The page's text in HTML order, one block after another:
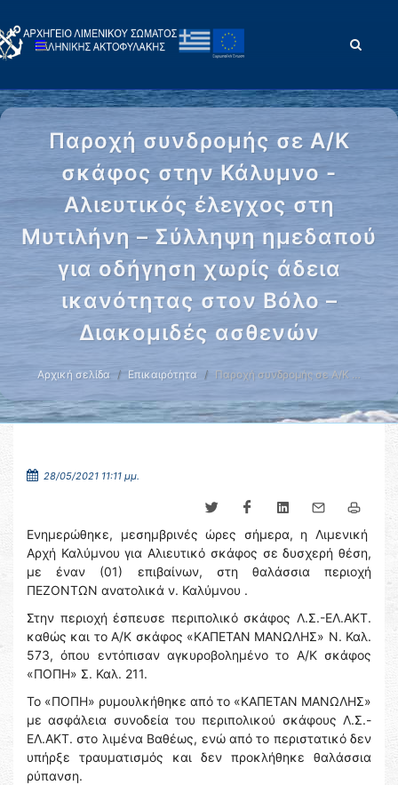
Παροχή συνδρομής σε Α/Κ
σκάφος στην Κάλυμνο -
Αλιευτικός έλεγχος στη
Μυτιλήνη – Σύλληψη ημεδαπού
για οδήγηση χωρίς άδεια
ικανότητας στον Βόλο –
Διακομιδές ασθενών
Αρχική σελίδα Επικαιρότητα Παροχή συνδρομής σε Α/Κ …
28/05/2021 11:11 μμ.
Ενημερώθηκε, μεσημβρινές ώρες σήμερα, η Λιμενική
Αρχή Καλύμνου για Αλιευτικό σκάφος σε δυσχερή θέση,
με έναν (01) επιβαίνων, στη θαλάσσια περιοχή
ΠΕΖΟΝΤΩΝ ανατολικά ν. Καλύμνου .
Στην περιοχή έσπευσε περιπολικό σκάφος Λ.Σ.-ΕΛ.ΑΚΤ.
καθώς και το Α/Κ σκάφος «ΚΑΠΕΤΑΝ ΜΑΝΩΛΗΣ» Ν. Καλ.
573, όπου εντόπισαν αγκυροβολημένο το Α/Κ σκάφος
«ΠΟΠΗ» Σ. Καλ. 211.
Το «ΠΟΠΗ» ρυμουλκήθηκε από το «ΚΑΠΕΤΑΝ ΜΑΝΩΛΗΣ»
με ασφάλεια συνοδεία του περιπολικού σκάφους Λ.Σ.-
ΕΛ.ΑΚΤ. στο λιμένα Βαθέως, ενώ από το περιστατικό δεν
υπήρξε τραυματισμός και δεν προκλήθηκε θαλάσσια
ρύπανση.